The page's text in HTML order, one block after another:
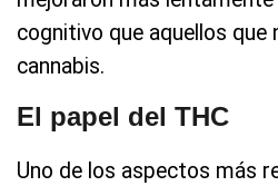
cognitivo que aquellos que
cannabis.
El papel del THC
Uno de los aspectos más